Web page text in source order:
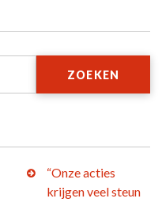
ZOEKEN
“Onze acties
krijgen veel steun